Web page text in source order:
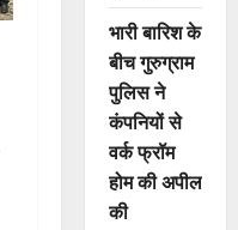
भारी बारिश के
बीच गुरुग्राम
पुलिस ने
कंपनियों से
वर्क फ्रॉम
होम की अपील
की